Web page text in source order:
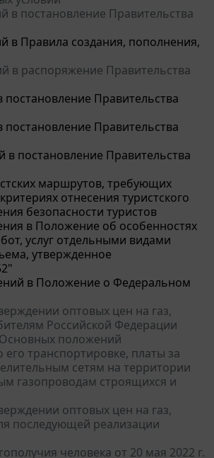
в постановление Правительства
в Правила создания, пополнения,
в распоряжение Правительства
Правительства
Правительства
постановление Правительства
маршрутов, требующих
отнесения туристского
безопасности туристов
в Положение об особенностях
услуг отдельными видами
утвержденное
в Положение о Федеральном
оптовых цен на газ,
Российской Федерации
Основных положений
транспортировке, платы за
сетям на территории
газопроводам строящихся и
оптовых цен на газ,
последующей реализации
человека от 20 мая 2022 г.